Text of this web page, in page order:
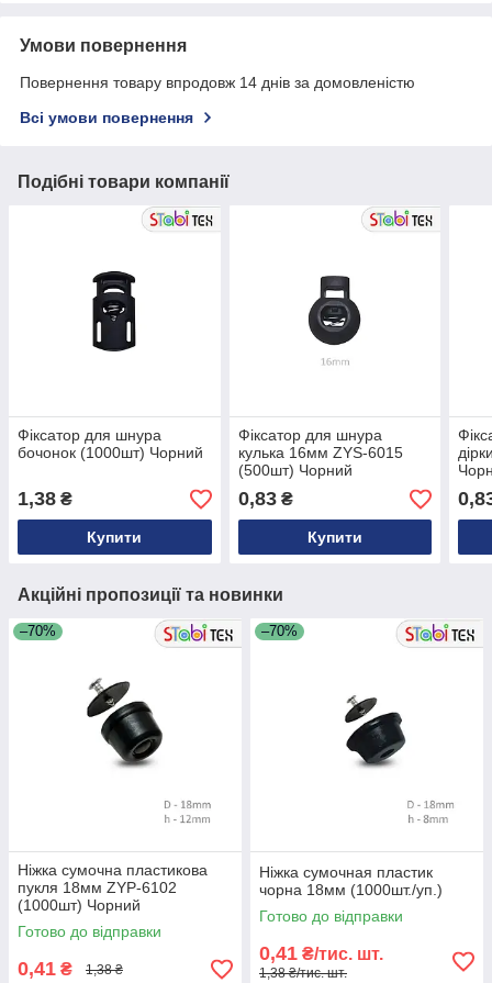
Умови повернення
Повернення товару впродовж 14 днів за домовленістю
Всі умови повернення
Подібні товари компанії
Фіксатор для шнура
бочонок (1000шт) Чорний
1,38 ₴
Купити
Фіксатор для шнура
кулька 16мм ZYS-6015
(500шт) Чорний
0,83₴
Купити
Акційні пропозиції та новинки
–70%
Ніжка сумочна пластикова
пукля 18мм ZYP-6102
(1000шт) Чорний
Готово до відправки
0,41 ₴ 1,38 ₴
–70%
Ніжка сумочная пластик
чорна 18мм (1000шт./уп.)
Готово до відправки
0,41 ₴/тис. шт.
1,38 ₴/тис. шт.